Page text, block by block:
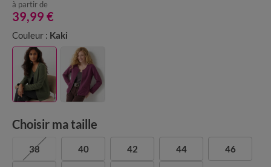
à partir de
39,99 €
Couleur : Kaki
Choisir ma taille
38 40 42 44 46